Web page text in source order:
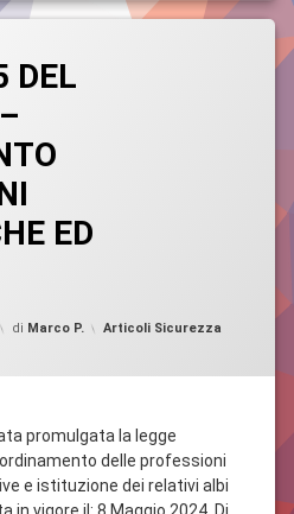
DEL
ED
di Marco P. Categorie:
Articoli Sicurezza
promulgata la legge
delle professioni
e istituzione dei relativi albi